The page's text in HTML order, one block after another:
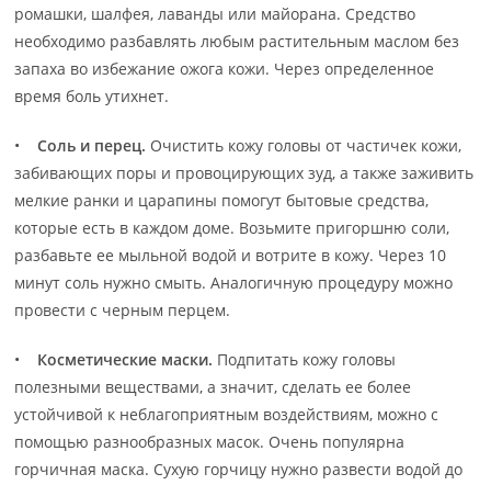
ромашки, шалфея, лаванды или майорана. Средство
необходимо разбавлять любым растительным маслом без
запаха во избежание ожога кожи. Через определенное
время боль утихнет.
•Соль и перец. Очистить кожу головы от частичек кожи,
забивающих поры и провоцирующих зуд, а также заживить
мелкие ранки и царапины помогут бытовые средства,
которые есть в каждом доме. Возьмите пригоршню соли,
разбавьте ее мыльной водой и вотрите в кожу. Через 10
минут соль нужно смыть. Аналогичную процедуру можно
провести с черным перцем.
• Косметические маски. Подпитать кожу головы
полезными веществами, а значит, сделать ее более
устойчивой к неблагоприятным воздействиям, можно с
помощью разнообразных масок. Очень популярна
горчичная маска. Сухую горчицу нужно развести водой до